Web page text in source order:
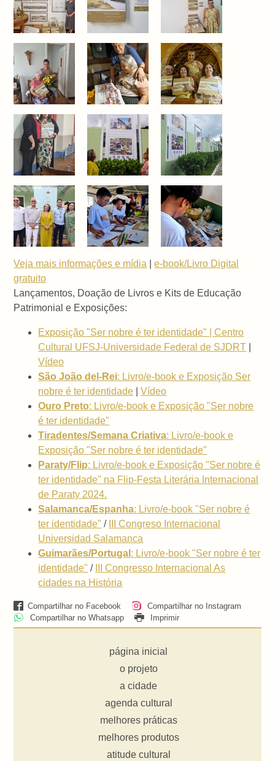
Veja mais informações e mídia |e-book/Livro Digital
gratuito
Lançamentos, Doação de Livros e Kits de Educação
Patrimonial e Exposições:
Exposição "Ser nobre é ter identidade" | Centro
Cultural UFSJ-Universidade Federal de SJDRT
Vídeo
São João del-Rei: Livro/e-book e Exposição Ser
nobre é ter identidade |Vídeo
Ouro Preto: Livro/e-book e Exposição "Ser nobre
é ter identidade"
Tiradentes/Semana Criativa: Livro/e-book e
Exposição "Ser nobre é ter identidade"
Paraty/Flip: Livro/e-book e Exposição "Ser nobre é
ter identidade" na Flip-Festa Literária Internacional
de Paraty 2024.
Salamanca/Espanha: Livro/e-book "Ser nobre é
ter identidade" /
III Congreso Internacional
Universidad Salamanca
Guimarães/Portugal : Livro/e-book "Ser nobre é ter
identidade" /
III Congresso Internacional As
cidades na História
Compartilhar no Facebook
Compartilhar no Instagram
Compartilhar no Whatsapp
Imprimir
página inicial
o projeto
a cidade
agenda cultural
melhores práticas
melhores produtos
atitude cultural